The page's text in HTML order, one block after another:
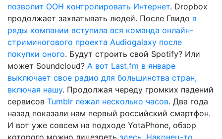
позволит ООН контролировать Интернет. Dropbox
продолжает захватывать людей. После Гвидо в
ряды компании вступила вся команда онлайн-
стриминогового проекта Audiogalaxy после
покупки оного. Будут строить свой Spotify? Или
может Soundcloud? А вот Last.fm в январе
выключает свое радио для большинства стран,
включая нашу. Продолжая череду громких падений
сервисов Tumblr лежал несколько часов. Два года
назад показали нам первый российский смартфон.
И вот уже совсем на подходе YotaPhone, обзор
которого можно лицезреть здесь. Наконец-то